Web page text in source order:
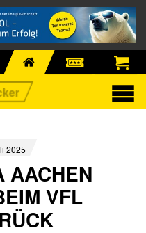
2025
AACHEN
VFL